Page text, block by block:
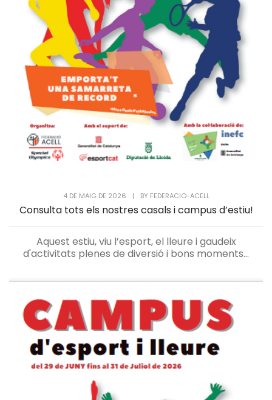
4 DE MAIG DE 2026 | BY FEDERACIO-ACELL
Consulta tots els nostres casals i campus d’estiu!
Aquest estiu, viu l’esport, el lleure i gaudeix
d'activitats plenes de diversió i bons moments...